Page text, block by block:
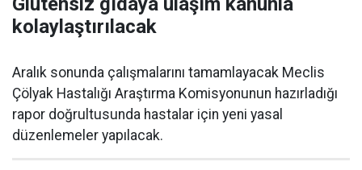
kolaylaştırılacak
Aralık sonunda çalışmalarını tamamlayacak Meclis
Çölyak Hastalığı Araştırma Komisyonunun hazırladığı
rapor doğrultusunda hastalar için yeni yasal
düzenlemeler yapılacak.